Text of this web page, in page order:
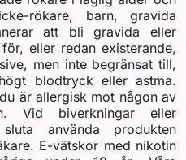
rökare, barn, gravida
att bli gravida eller
eller redan existerande,
men inte begränsat till,
blodtryck eller astma.
är allergisk mot någon av
Vid biverkningar eller
använda produkten
E-vätskor med nikotin